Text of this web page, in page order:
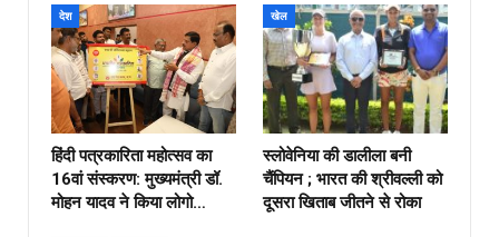
देश
हिंदी पत्रकारिता महोत्सव का
16वां संस्करण: मुख्यमंत्री डॉ.
मोहन यादव ने किया लोगो…
खेल
स्लोवेनिया की डालीला बनी
चैंपियन ; भारत की श्रीवल्ली को
दूसरा खिताब जीतने से रोका